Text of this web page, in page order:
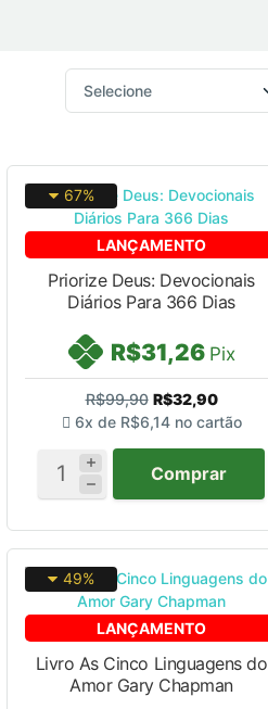
LANÇAMENTO
67%
Priorize Deus: Devocionais
Diários Para 366 Dias
R$31,26 Pix
R$99,90 R$32,90
6x de R$6,14 no cartão
Comprar
LANÇAMENTO
49%
Livro As Cinco Linguagens do
Amor Gary Chapman